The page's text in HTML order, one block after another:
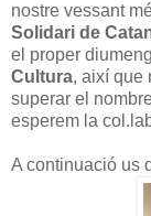
nostre vessant
Solidari de
el proper
Cultura, així que
superar el
esperem la
A continuació us